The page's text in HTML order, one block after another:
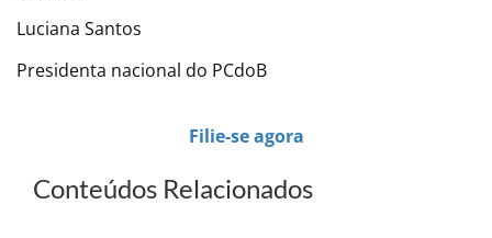
Luciana Santos
Presidenta nacional do PCdoB
Filie-se agora
Conteúdos Relacionados